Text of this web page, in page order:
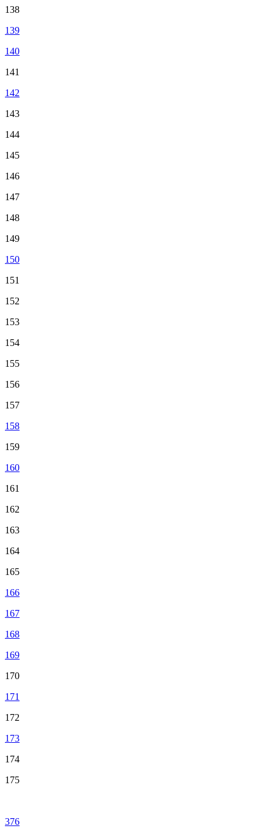
138
139
140
141
142
143
144
145
146
147
148
149
150
151
152
153
154
155
156
157
158
159
160
161
162
163
164
165
166
167
168
169
170
171
172
173
174
175
376